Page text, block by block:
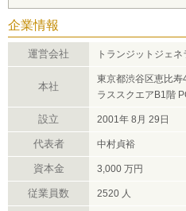
企業情報
運営会社 トランジットジェ
本社
東京都渋谷区恵比
ラススクエアB1階
設立 2001年 8月 29日
代表者 中村貞裕
資本金 3,000 万円
従業員数 2520 人